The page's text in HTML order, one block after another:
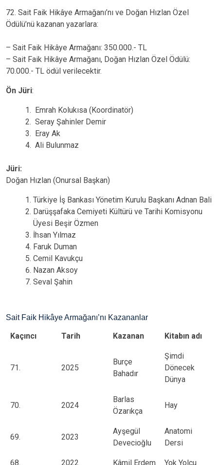
72. Sait Faik Hikâye Armağanı’nı ve Doğan Hızlan Özel
Ödülü’nü kazanan yazarlara:
– Sait Faik Hikâye Armağanı: 350.000.- TL
– Sait Faik Hikâye Armağanı, Doğan Hızlan Özel Ödülü:
70.000.- TL ödül verilecektir.
Ön Jüri:
Emrah Kolukısa (Koordinatör)
Seray Şahinler Demir
Eray Ak
Ali Bulunmaz
Jüri:
Doğan Hızlan (Onursal Başkan)
Türkiye İş Bankası Yönetim Kurulu Başkanı Adnan Bali
Darüşşafaka Cemiyeti Kültürü ve Tarihi Komisyonu
Üyesi Beşir Özmen
İhsan Yılmaz
Faruk Duman
Cemil Kavukçu
Nazan Aksoy
Seval Şahin
Sait Faik Hikâye Armağanı’nı Kazananlar
Kaçıncı​ Tarih​ Kazanan Kitabın adı
71. 2025
Burçe
Bahadır
Şimdi
Dönecek
Dünya
70. 2024
Barlas
Özarıkça
Hay
69. 2023
Ayşegül
Devecioğlu
Anatomi
Dersi
68. 2022 Kâmil Erdem Yok Yolcu